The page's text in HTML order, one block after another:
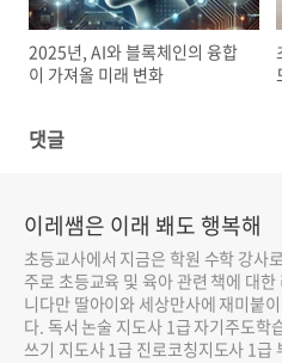
2025년, AI와 블록체인의 융합
이 가져올 미래 변화
댓글
이레쌤은 이래 봬도 행복해
초등교사에서 지금은 학원 수학 강사
주로 초등교육 및 육아 관련 책에 대
니다만 딸아이와 세상만사에 재미붙
다. 독서 논술 지도사 1급 자기주도학
쓰기 지도사 1급 진로코칭지도사 1급